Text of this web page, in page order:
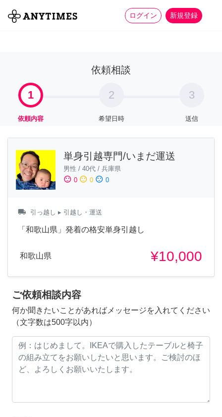
ログイン 新規登録
全て 家事 more_horiz
依頼相談
1
依頼内容
2
希望日時
3
送信
単身引越専門/いまだ運送
男性 / 40代 / 兵庫県
sentiment_satisfied 0 sentiment_neutral 0 sentiment_dissatisfied 0
local_shipping 引っ越し ▸ 引越し・運送
「和歌山県」発着の格安単身引越し
和歌山県 ¥10,000
ご依頼相談内容
何か聞きたいことがあればメッセージを入れてください
（文字数は500字以内）